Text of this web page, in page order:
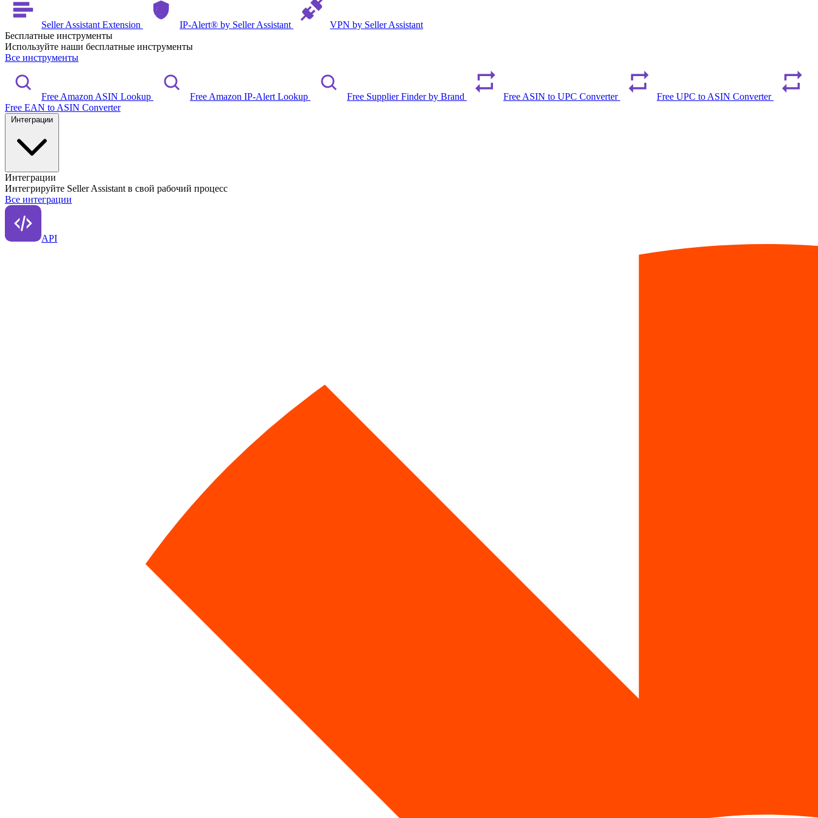
Seller Assistant Extension IP-Alert® by Seller Assistant
VPN by Seller Assistant
Бесплатные инструменты
Используйте наши бесплатные инструменты
Все инструменты
Free Amazon ASIN Lookup Free Amazon IP-Alert Lookup Free Supplier Finder by Brand Free ASIN to UPC Converter
Free UPC to ASIN Converter
Free EAN to ASIN Converter
Интеграции
Интегрируйте Seller Assistant в свой рабочий процесс
Все интеграции
API